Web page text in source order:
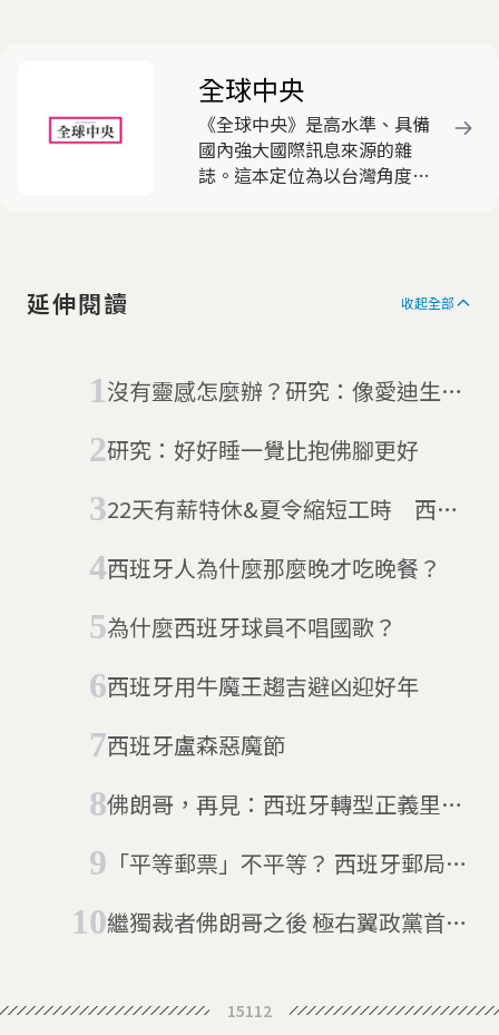
全球中央
《全球中央》是高水準、具備
國內強大國際訊息來源的雜
誌。這本定位為以台灣角度看
客觀中立，有助於豐富國人國
延伸閱讀 收起全部
沒有靈感怎麼辦？研究：像愛迪生跟
研究：好好睡一覺比抱佛腳更好
22天有薪特休&夏令縮短工時 西班
西班牙人為什麼那麼晚才吃晚餐？
為什麼西班牙球員不唱國歌？
西班牙用牛魔王趨吉避凶迎好年
西班牙盧森惡魔節
佛朗哥，再見：西班牙轉型正義里程
「平等郵票」不平等？ 西班牙郵局看
繼獨裁者佛朗哥之後 極右翼政黨首次
15112